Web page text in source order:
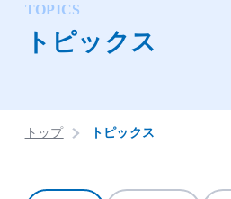
TOPICS
トピックス
トップ トピックス